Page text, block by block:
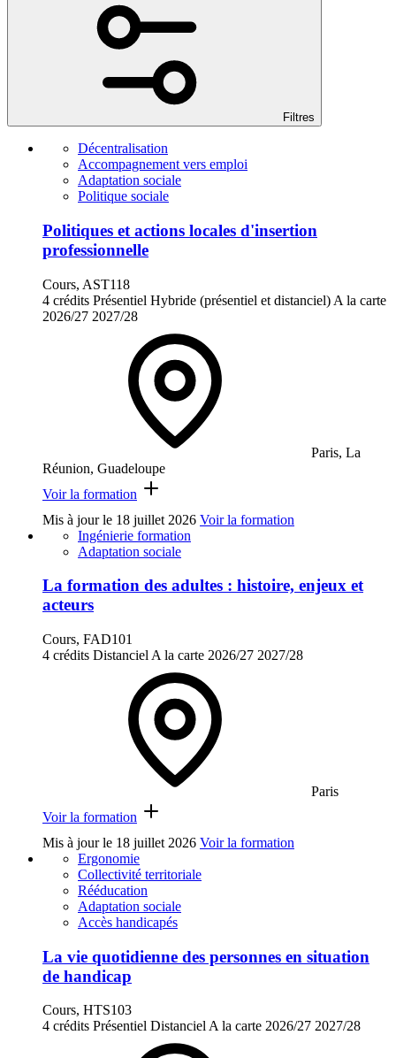
Filtres
Décentralisation
Accompagnement vers emploi
Adaptation sociale
Politique sociale
Politiques et actions locales d'insertion
professionnelle
Cours, AST118
4 crédits Présentiel Hybride (présentiel et distanciel) A la carte
2026/27 2027/28
Paris, La
Réunion, Guadeloupe
Voir la formation
Mis à jour le 18 juillet 2026 Voir la formation
Ingénierie formation
Adaptation sociale
La formation des adultes : histoire, enjeux et
acteurs
Cours, FAD101
4 crédits Distanciel A la carte 2026/27 2027/28
Paris
Voir la formation
Mis à jour le 18 juillet 2026 Voir la formation
Ergonomie
Collectivité territoriale
Rééducation
Adaptation sociale
Accès handicapés
La vie quotidienne des personnes en situation
de handicap
Cours, HTS103
4 crédits Présentiel Distanciel A la carte 2026/27 2027/28